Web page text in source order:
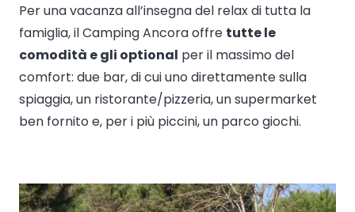
Per una vacanza all’insegna del relax di tutta la
famiglia, il Camping Ancora offre tutte le
comodità e gli optional per il massimo del
comfort: due bar, di cui uno direttamente sulla
spiaggia, un ristorante/pizzeria, un supermarket
ben fornito e, per i più piccini, un parco giochi.